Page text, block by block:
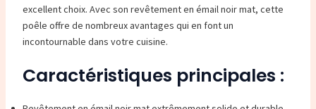
excellent choix. Avec son revêtement en émail noir mat, cette
poêle offre de nombreux avantages qui en font un
incontournable dans votre cuisine.
Caractéristiques principales :